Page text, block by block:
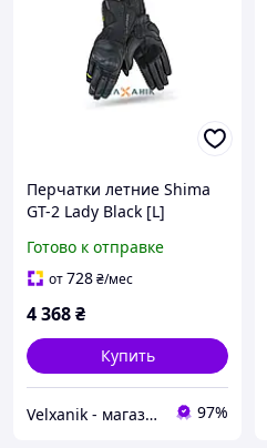
Перчатки летние Shima
GT-2 Lady Black [L]
Готово к отправке
от728₴/мес
4 368₴
Купить
Velxanik - магазин мототехники, велотоваров, с/х техники, аксессуаров и запчастей 97%